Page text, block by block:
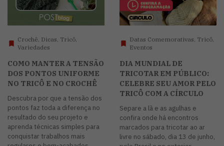
Crochê, Dicas, Tricô,
Variedades
COMO MANTER A TENSÃO
DOS PONTOS UNIFORME
NO TRICÔ E NO CROCHÊ
Descubra por que a tensão dos
pontos faz toda a diferença no
resultado do seu projeto e
aprenda técnicas simples para
conquistar trabalhos mais
Datas Comemorativas, Tricô,
Eventos
DIA MUNDIAL DE
TRICOTAR EM PÚBLICO:
CELEBRE SEU AMOR PELO
TRICÔ COM A CÍRCULO
Separe a lã e as agulhas e
confira onde há encontros
marcados para tricotar ao ar
livre no sábado, dia 13 de junho,